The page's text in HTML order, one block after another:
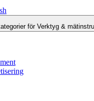
för Verktyg &